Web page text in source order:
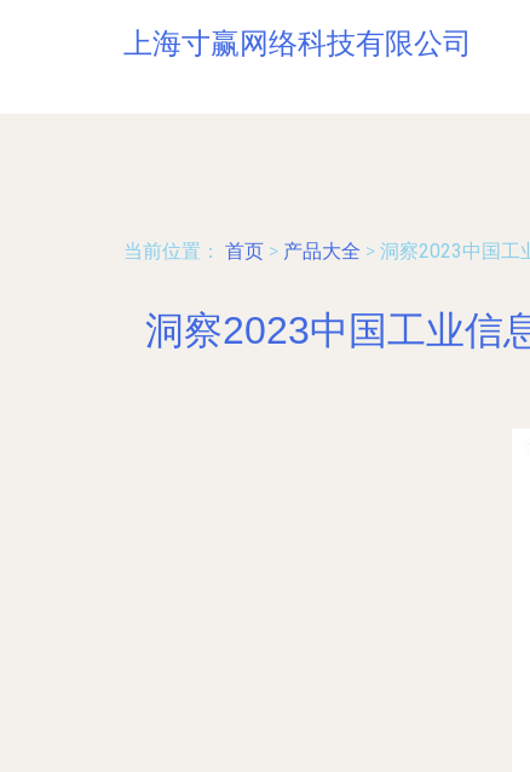
上海寸赢网络科技有限公司
当前位置： 首页 > 产品大全 > 洞察2023中国工
洞察2023中国工业信